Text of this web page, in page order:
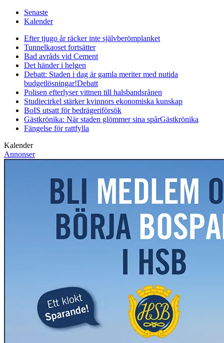
Senaste
Kalender
Efter tjugo år räcker inte självberömplanket
Tunnelkaoset fortsätter
Bad avråds vid Cement
Det händer i helgen
Debatt: Staden i dag är gamla meriter med nutida
budgetlösningar!Debatt
Polisen efterlyser vittnen till halsbandsrånen
Studiecirkel stärker kvinnors ekonomiska kunskap
BoIS utsatt för bedrägeriförsök
Gästkrönika: När staden glömmer sina spårGästkrönika
Fängelse för rattfylla
Kalender
Annonser